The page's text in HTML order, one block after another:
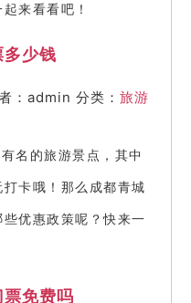
来看看吧！
少钱
：admin 分类： 旅游
名的旅游景点，其中
卡哦！那么成都青城
优惠政策呢？快来一
免费吗